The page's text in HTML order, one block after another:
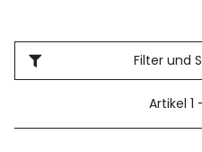
Filter und
Artikel 1